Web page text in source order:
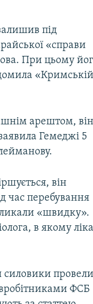
під
«справи
При цьому
«Кримській
арештом, він
Гемеджі 5
він
час перебування
«швидку».
в якому
силовики провели
ФСБ